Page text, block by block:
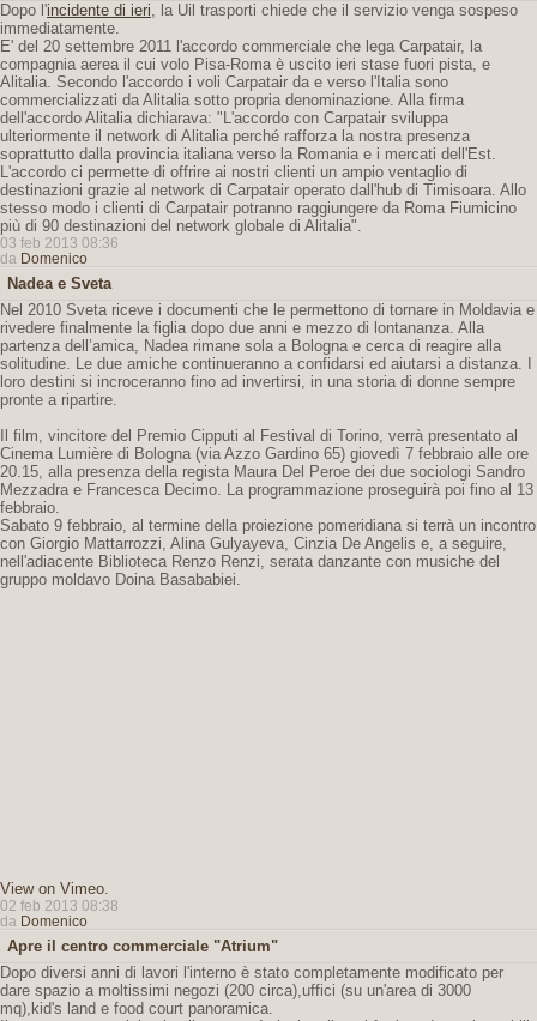
Dopo l'incidente di ieri, la Uil trasporti chiede che il servizio venga sospeso
immediatamente.
E' del 20 settembre 2011 l'accordo commerciale che lega Carpatair, la
compagnia aerea il cui volo Pisa-Roma è uscito ieri stase fuori pista, e
Alitalia. Secondo l'accordo i voli Carpatair da e verso l'Italia sono
commercializzati da Alitalia sotto propria denominazione. Alla firma
dell'accordo Alitalia dichiarava: "L'accordo con Carpatair sviluppa
ulteriormente il network di Alitalia perché rafforza la nostra presenza
soprattutto dalla provincia italiana verso la Romania e i mercati dell'Est.
L'accordo ci permette di offrire ai nostri clienti un ampio ventaglio di
destinazioni grazie al network di Carpatair operato dall'hub di Timisoara. Allo
stesso modo i clienti di Carpatair potranno raggiungere da Roma Fiumicino
più di 90 destinazioni del network globale di Alitalia".
03 feb 2013 08:36
da Domenico
Nadea e Sveta
Nel 2010 Sveta riceve i documenti che le permettono di tornare in Moldavia e
rivedere finalmente la figlia dopo due anni e mezzo di lontananza. Alla
partenza dell’amica, Nadea rimane sola a Bologna e cerca di reagire alla
solitudine. Le due amiche continueranno a confidarsi ed aiutarsi a distanza. I
loro destini si incroceranno fino ad invertirsi, in una storia di donne sempre
pronte a ripartire.
Il film, vincitore del Premio Cipputi al Festival di Torino, verrà presentato al
Cinema Lumière di Bologna (via Azzo Gardino 65) giovedì 7 febbraio alle ore
20.15, alla presenza della regista Maura Del Peroe dei due sociologi Sandro
Mezzadra e Francesca Decimo. La programmazione proseguirà poi fino al 13
febbraio.
Sabato 9 febbraio, al termine della proiezione pomeridiana si terrà un incontro
con Giorgio Mattarrozzi, Alina Gulyayeva, Cinzia De Angelis e, a seguire,
nell'adiacente Biblioteca Renzo Renzi, serata danzante con musiche del
gruppo moldavo Doina Basababiei.
View on Vimeo.
02 feb 2013 08:38
da Domenico
Apre il centro commerciale "Atrium"
Dopo diversi anni di lavori l'interno è stato completamente modificato per
dare spazio a moltissimi negozi (200 circa),uffici (su un'area di 3000
mq),kid's land e food court panoramica.